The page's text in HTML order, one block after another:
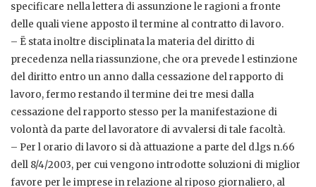
specificare nella lettera di assunzione le ragioni a fronte
delle quali viene apposto il termine al contratto di lavoro.
– Ë stata inoltre disciplinata la materia del diritto di
precedenza nella riassunzione, che ora prevede l estinzione
del diritto entro un anno dalla cessazione del rapporto di
lavoro, fermo restando il termine dei tre mesi dalla
cessazione del rapporto stesso per la manifestazione di
volontà da parte del lavoratore di avvalersi di tale facoltà.
– Per l orario di lavoro si dà attuazione a parte del d.lgs n.66
dell 8/4/2003, per cui vengono introdotte soluzioni di miglior
favore per le imprese in relazione al riposo giornaliero, al